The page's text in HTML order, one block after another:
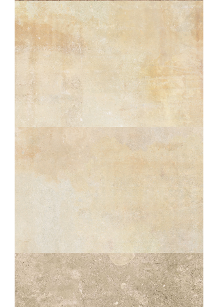
OUTDOOR PLUS 20MM
60X120 60X90 80X80 30X30
SÈRAC
OUTDOOR PLUS 20MM
60X120 60X60 30X60